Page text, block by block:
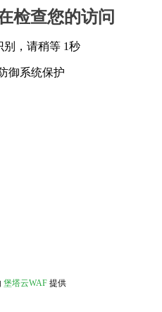
检查您的访问
别，请稍等 1秒
御系统保护
堡塔云WAF 提供